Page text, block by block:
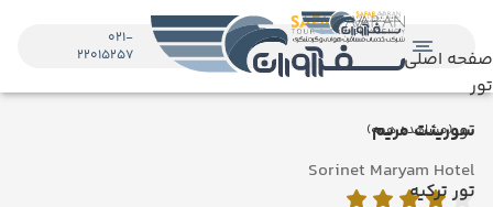
صفحه اصلی
تور
تور(مشاهده همه)
تور ترکیه
021-
22015257
سورینت مریم
Sorinet Maryam Hotel